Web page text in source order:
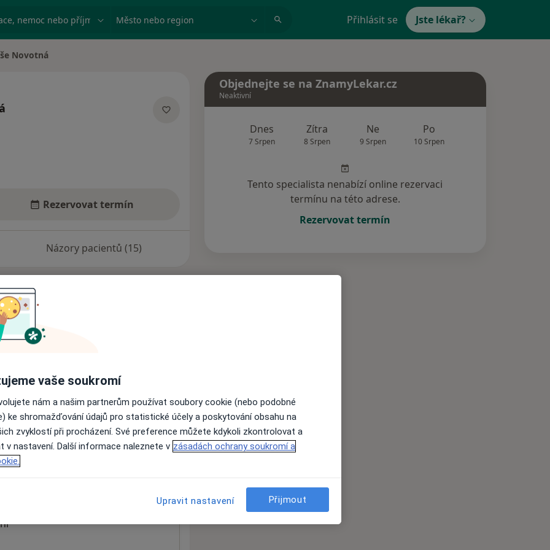
nemoc nebo příjmení Město nebo region Přihlásit se Jste lékař?
Novotná
Rezervovat termín
Názory pacientů (15)
nejsou k dispozici
informace o svých službách.
02
Objednejte se na ZnamyLekar.cz
Neaktivní
Dnes
7 Srpen
Zítra
8 Srpen
Ne
9 Srpen
Po
10 Srpen
Tento specialista nenabízí online rezervaci
termínu na této adrese.
Rezervovat termín
vaše soukromí
nám a našim partnerům používat soubory cookie (nebo podobné
ke shromažďování údajů pro statistické účely a poskytování obsahu na
zvyklostí při procházení. Své preference můžete kdykoli zkontrolovat a
v nastavení. Další informace naleznete v zásadách ochrany soukromí a
Upravit nastavení Přijmout